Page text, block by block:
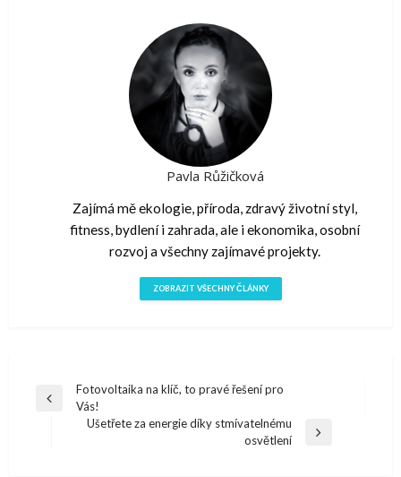
Pavla Růžičková
Zajímá mě ekologie, příroda, zdravý životní styl,
fitness, bydlení i zahrada, ale i ekonomika, osobní
rozvoj a všechny zajímavé projekty.
ZOBRAZIT VŠECHNY ČLÁNKY
Navigace
Předchazí
Fotovoltaika na klíč, to pravé řešení pro
Vás!
Ušetřete za energie díky stmívatelnému
osvětlení